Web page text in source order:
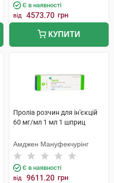
Є в наявності
від 4573.70 грн
КУПИТИ
Проліа розчин для ін'єкцій
60 мг/мл 1 мл 1 шприц
Амджен Мануфекчурінг
Є в наявності
від 9611.20 грн